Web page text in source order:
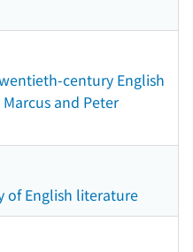
century English
and Peter
of English literature